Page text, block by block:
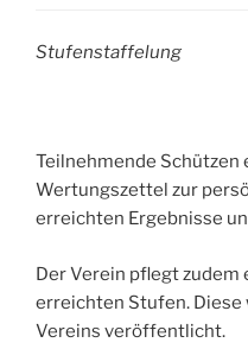
Stufenstaffelung
Teilnehmende Schützen
Wertungszettel zur
erreichten Ergebnisse
Der Verein pflegt
erreichten Stufen. Diese
Vereins veröffentlicht.